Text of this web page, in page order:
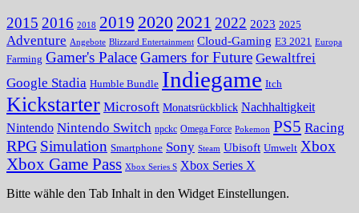
2015 2016 2018 2019 2020 2021 2022 2023 2025
Adventure Angebote Blizzard Entertainment Cloud-Gaming E3 2021 Europa
Farming Gamer's PalaceGamers for Future Gewaltfrei
Google Stadia Humble Bundle Indiegame Itch
Kickstarter Microsoft Monatsrückblick Nachhaltigkeit
Nintendo Nintendo Switch npckc Omega Force Pokemon PS5 Racing
RPG Simulation Smartphone Sony Steam Ubisoft Umwelt Xbox
Xbox Game Pass Xbox Series S Xbox Series X
Bitte wähle den Tab Inhalt in den Widget Einstellungen.